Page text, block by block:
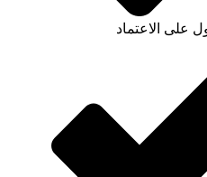
على الاعتماد